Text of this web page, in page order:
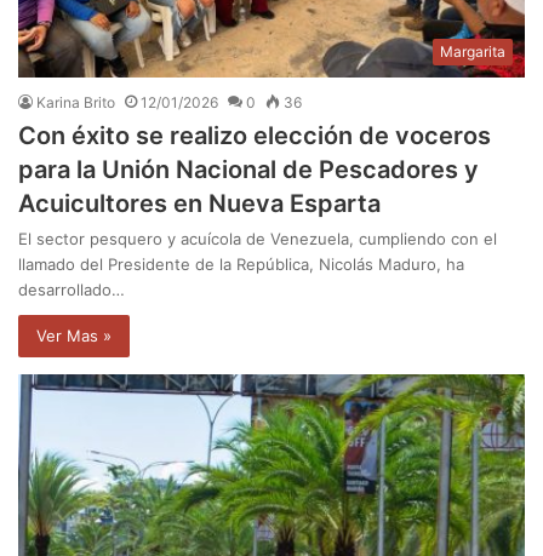
Margarita
Karina Brito 12/01/2026 0 36
Con éxito se realizo elección de voceros
para la Unión Nacional de Pescadores y
Acuicultores en Nueva Esparta
El sector pesquero y acuícola de Venezuela, cumpliendo con el
llamado del Presidente de la República, Nicolás Maduro, ha
desarrollado…
Ver Mas »